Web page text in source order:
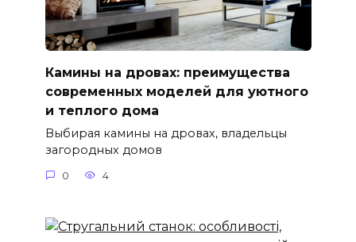
Камины на дровах: преимущества
современных моделей для уютного
и теплого дома
Выбирая камины на дровах, владельцы
загородных домов
0 4